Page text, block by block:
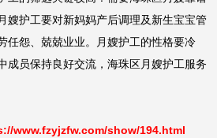
嫂护工要对新妈妈产后调理及新生宝宝管
任怨、兢兢业业。月嫂护工的性格要冷
成员保持良好交流，海珠区月嫂护工服务
www.fzyjzfw.com/show/194.html